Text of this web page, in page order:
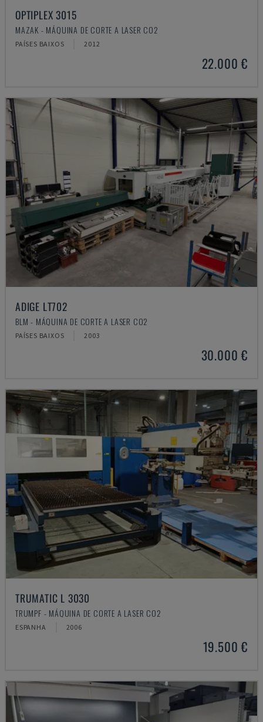
OPTIPLEX 3015
MAZAK - MÁQUINA DE CORTE A LASER CO2
PAÍSES BAIXOS 2012
22.000 €
ADIGE LT702
BLM - MÁQUINA DE CORTE A LASER CO2
PAÍSES BAIXOS 2003
30.000 €
TRUMATIC L 3030
TRUMPF - MÁQUINA DE CORTE A LASER CO2
ESPANHA 2006
19.500 €